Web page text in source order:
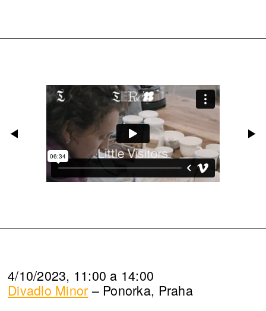
4/10/2023, 11:00 a 14:00
Divadlo Minor – Ponorka, Praha